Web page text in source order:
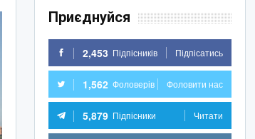
Приєднуйся
2,453 Підпісників Підпісатись
1,562 Фоловерів Фоловити нас
5,879 Підпісники Читати